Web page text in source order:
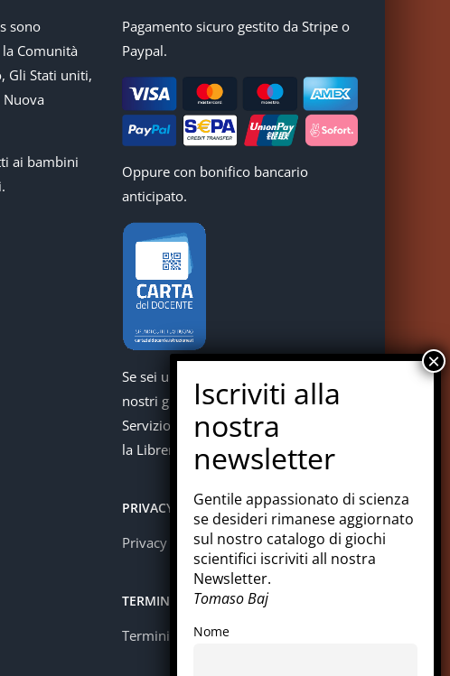
sono
Comunità
Gli Stati uniti,
Nuova
ai bambini
Pagamento sicuro gestito da Stripe o
Paypal.
Oppure con bonifico bancario
anticipato.
Se sei un docente puoi acquistare i
nostri giochi con la carta del docente.
Servizio offerto in collaborazione con
la Libreria Colosi di Messina.
PRIVACY
Privacy policy
TERMINI E CONDIZIONI
Termini e condizioni
Gentile appassionato di scienza
se desideri rimanese aggiornato
sul nostro catalogo di giochi
scientifici iscriviti all nostra
Newsletter.
Tomaso Baj
Nome